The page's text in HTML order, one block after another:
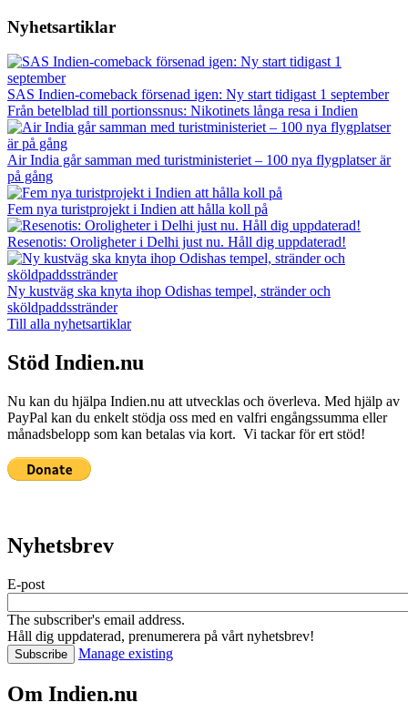
Nyhetsartiklar
SAS Indien-comeback försenad igen: Ny start tidigast 1 september
Från betelblad till portionssnus: Nikotinets långa resa i Indien
Air India går samman med turistministeriet – 100 nya flygplatser är
på gång
Fem nya turistprojekt i Indien att hålla koll på
Resenotis: Oroligheter i Delhi just nu. Håll dig uppdaterad!
Ny kustväg ska knyta ihop Odishas tempel, stränder och
sköldpaddsstränder
Till alla nyhetsartiklar
Stöd Indien.nu
Nu kan du hjälpa Indien.nu att utvecklas och överleva. Med hjälp av
PayPal kan du enkelt stödja oss med en valfri engångssumma eller
månadsbelopp som kan betalas via kort. Vi tackar för ert stöd!
Nyhetsbrev
E-post
The subscriber's email address.
Håll dig uppdaterad, prenumerera på vårt nyhetsbrev!
Manage existing
Om Indien.nu